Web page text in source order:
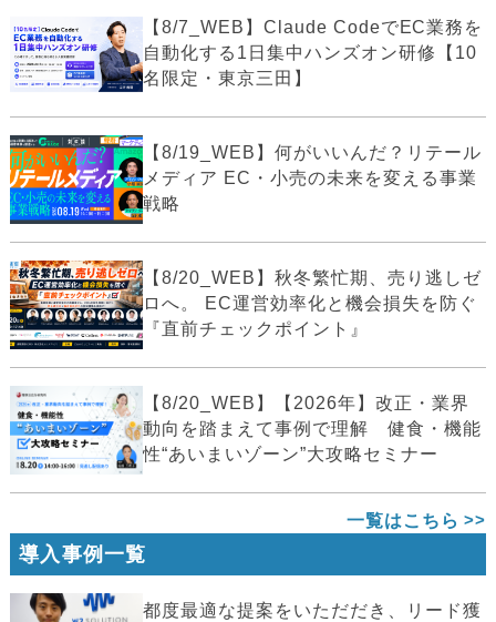
【8/7_WEB】Claude CodeでEC業務を
自動化する1日集中ハンズオン研修【10
名限定・東京三田】
【8/19_WEB】何がいいんだ？リテール
メディア EC・小売の未来を変える事業
戦略
【8/20_WEB】秋冬繁忙期、売り逃しゼ
ロへ。 EC運営効率化と機会損失を防ぐ
『直前チェックポイント』
【8/20_WEB】【2026年】改正・業界
動向を踏まえて事例で理解 健食・機能
性“あいまいゾーン”大攻略セミナー
一覧はこちら
導入事例一覧
都度最適な提案をいただだき、リード獲